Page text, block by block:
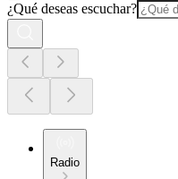
¿Qué deseas escuchar?
Radio